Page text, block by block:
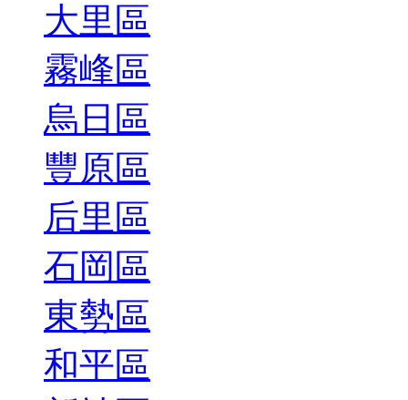
大里區
霧峰區
烏日區
豐原區
后里區
石岡區
東勢區
和平區